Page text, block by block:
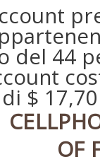
del 44
$ 17,70
OF